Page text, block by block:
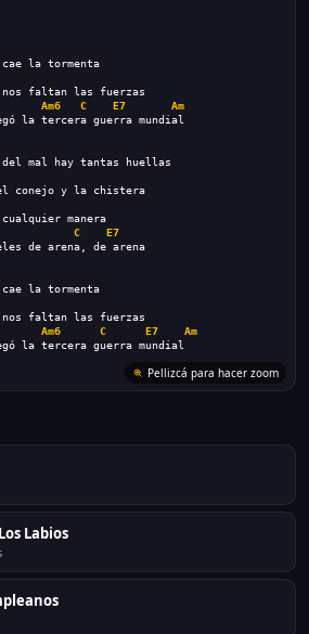
la tormenta
nos faltan las fuerzas
Am6 C E7
Am
la tercera guerra mundial
mal hay tantas huellas
conejo y la chistera
manera
C
E7
de arena, de arena
la tormenta
nos faltan las fuerzas
Am6 C E7
Am
la tercera guerra mundial
Pellizcá para hacer zoom
Labios